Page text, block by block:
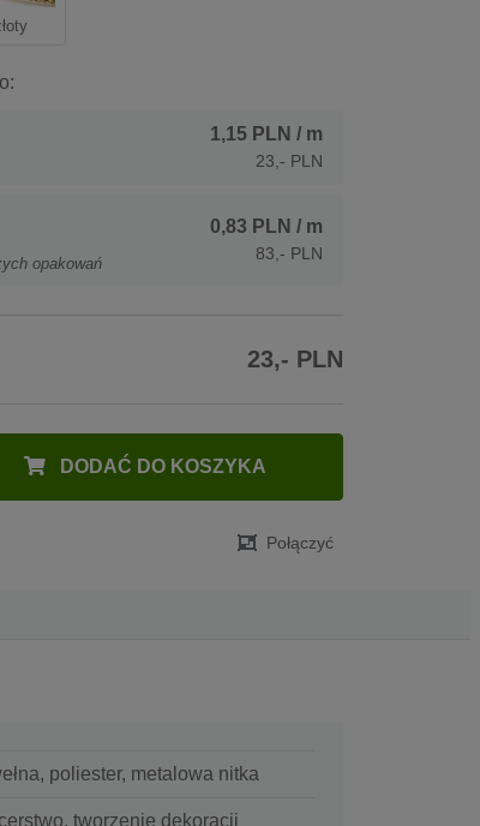
1,15 PLN / m
23,- PLN
opakowań
0,83 PLN / m
83,- PLN
23,- PLN
DODAĆ DO KOSZYKA
Połączyć
poliester, metalowa nitka
tworzenie dekoracji